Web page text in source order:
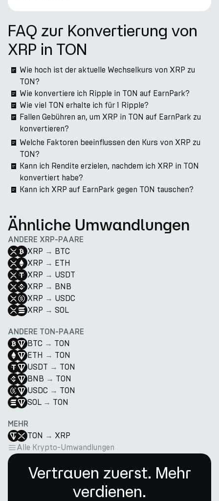
FAQ zur Konvertierung von
XRP in TON
Wie hoch ist der aktuelle Wechselkurs von XRP zu
TON?
Wie konvertiere ich Ripple in TON auf EarnPark?
Wie viel TON erhalte ich für 1 Ripple?
Fallen Gebühren an, um XRP in TON auf EarnPark zu
konvertieren?
Welche Faktoren beeinflussen den Kurs von XRP zu
TON?
Kann ich Rendite erzielen, nachdem ich XRP in TON
konvertiert habe?
Kann ich XRP auf EarnPark gegen TON tauschen?
Ähnliche Umwandlungen
ANDERE XRP-PAARE
XRP → BTC
XRP → ETH
XRP → USDT
XRP → BNB
XRP → USDC
XRP → SOL
ANDERE TON-PAARE
BTC → TON
ETH → TON
USDT → TON
BNB → TON
USDC → TON
SOL → TON
MEHR
TON → XRP
Alle Krypto-Umwandlungen
Vertrauen zuerst. Mehr
verdienen.